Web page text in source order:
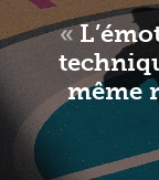
«
même